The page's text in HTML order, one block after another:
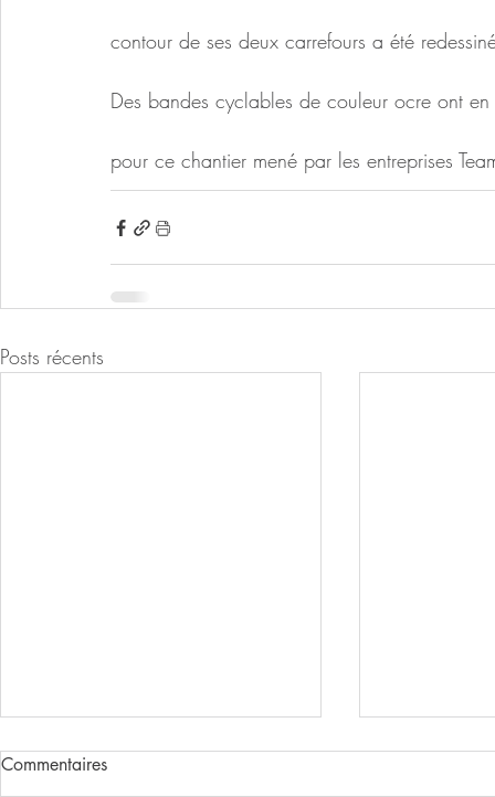
contour de ses deux carrefours a été
Des bandes cyclables de couleur ocre ont
pour ce chantier mené par les entreprises
Posts récents
Commentaires